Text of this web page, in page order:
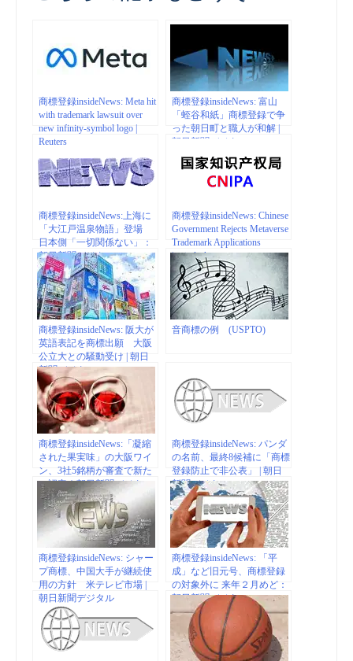
商標登録insideNews: Meta hit
with trademark lawsuit over
new infinity-symbol logo |
Reuters
商標登録insideNews: 富山
「蛭谷和紙」商標登録で争
った朝日町と職人が和解 |
朝日新聞デジタル
商標登録insideNews:上海に
「大江戸温泉物語」登場
日本側「一切関係ない」：
朝日新聞デジタル
商標登録insideNews: Chinese
Government Rejects Metaverse
Trademark Applications
| coindesk.com
商標登録insideNews: 阪大が
英語表記を商標出願 大阪
公立大との騒動受け | 朝日
新聞デジタル
音商標の例 (USPTO)
商標登録insideNews:「凝縮
された果実味」の大阪ワイ
ン、3社5銘柄が審査で新た
に認定｜朝日新聞デジタル
商標登録insideNews: パンダ
の名前、最終8候補に「商標
登録防止で非公表」 | 朝日
新聞デジタル
商標登録insideNews: シャー
プ商標、中国大手が継続使
用の方針 米テレビ市場 |
朝日新聞デジタル
商標登録insideNews: 「平
成」など旧元号、商標登録
の対象外に 来年２月めど：
朝日新聞デジタル